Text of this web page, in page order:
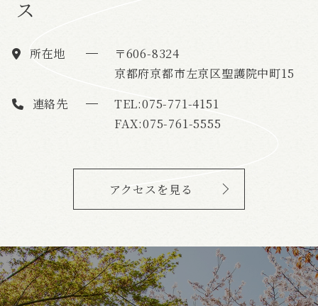
所在地
〒606-8324
京都府京都市左京区聖護院中町15
連絡先
TEL:075-771-4151
FAX:075-761-5555
アクセスを見る